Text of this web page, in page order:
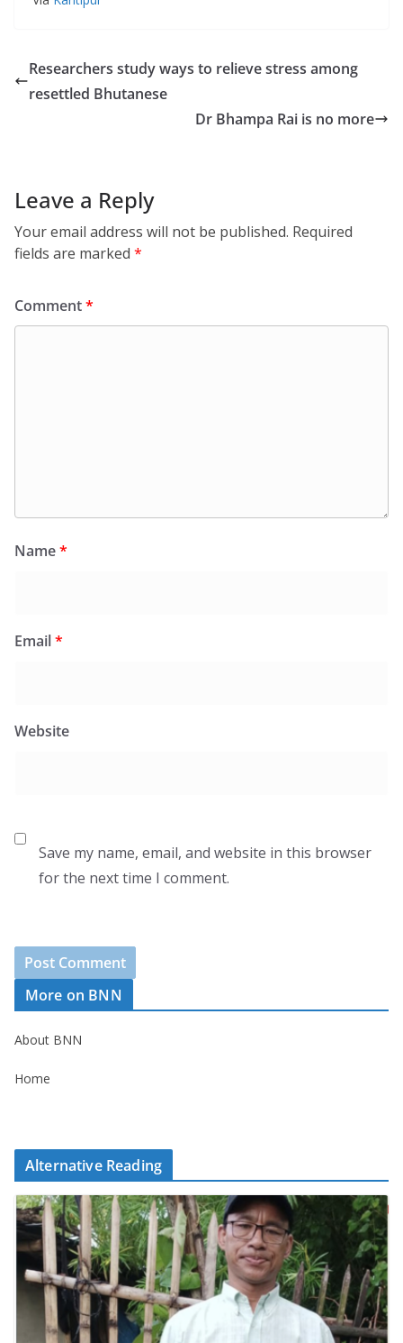
Researchers study ways to relieve stress among
resettled Bhutanese
Dr Bhampa Rai is no more
Leave a Reply
Your email address will not be published. Required
fields are marked *
Comment*
Name*
Email*
Website
Save my name, email, and website in this browser
for the next time I comment.
More on BNN
About BNN
Home
Alternative Reading